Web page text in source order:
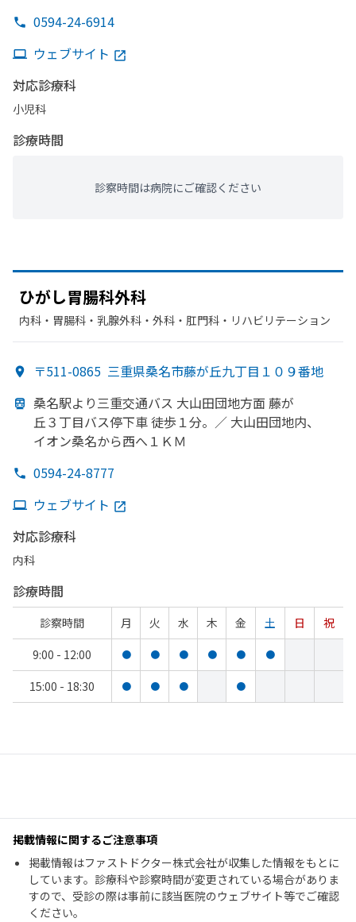
0594-24-6914
ウェブサイト
対応診療科
小児科
診療時間
診察時間は病院にご確認ください
ひがし胃腸科外科
内科・​胃腸科・​乳腺外科・​外科・​肛門科・​リハビリテーション
〒511-0865 三重県桑名市藤が丘九丁目１０９番地
桑名駅より三重交通バス 大山田団地方面 藤が
丘３丁目バス停下車 徒歩１分。 ／ 大山田団地内、
イオン桑名から西へ １ＫＭ
0594-24-8777
ウェブサイト
対応診療科
内科
診療時間
診察時間 月 火 水 木 金 土 日
祝
9:00 - 12:00
● ● ● ● ● ●
15:00 - 18:30 ● ● ● ●
掲載情報に関するご注意事項
掲載情報はファストドクター株式会社が収集した情報をもとに
しています。診療科や診察時間が変更されている場合がありま
すので、受診の際は事前に該当医院のウェブサイト等でご確認
ください。